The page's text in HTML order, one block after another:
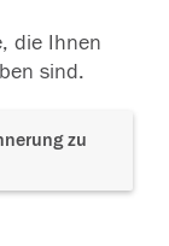
die Ihnen
sind.
zu